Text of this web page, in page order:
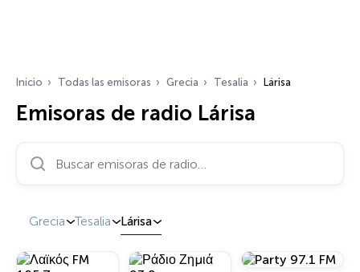
Inicio Todas las emisoras Grecia Tesalia Lárisa
Emisoras de radio Lárisa
Buscar emisoras de radio…
Grecia Tesalia Lárisa